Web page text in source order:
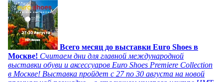
Всего месяц до выставки Euro Shoes в
Москве! Считаем дни для главной международной
выставки обуви и аксессуаров Euro Shoes Premiere Collection
в Москве! Выставка пройдет с 27 по 30 августа на новой